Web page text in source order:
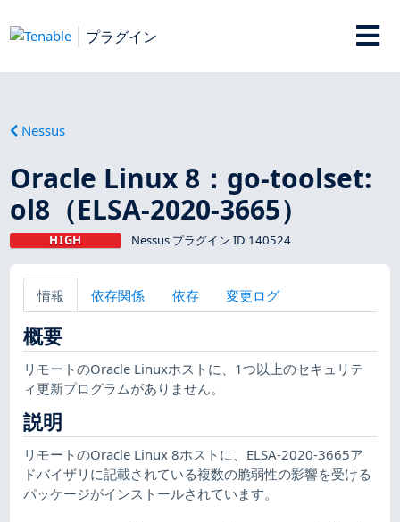
プラグイン
Nessus
Oracle Linux 8：go-toolset:
ol8（ELSA-2020-3665）
HIGH Nessus プラグイン ID 140524
情報 依存関係 依存 変更ログ
概要
リモートのOracle Linuxホストに、1つ以上のセキュリテ
ィ更新プログラムがありません。
説明
リモートのOracle Linux 8ホストに、ELSA-2020-3665ア
ドバイザリに記載されている複数の脆弱性の影響を受ける
パッケージがインストールされています。